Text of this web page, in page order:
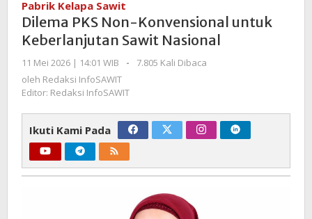
Konvensional
untuk
Keberlanjutan
Sawit
Nasional
Pabrik Kelapa Sawit
Dilema PKS Non-Konvensional untuk
Keberlanjutan Sawit Nasional
11 Mei 2026 | 14:01 WIB
oleh
InfoSAWIT
-
7.805 Kali Dibaca
oleh Redaksi InfoSAWIT
Editor: Redaksi InfoSAWIT
Ikuti Kami Pada